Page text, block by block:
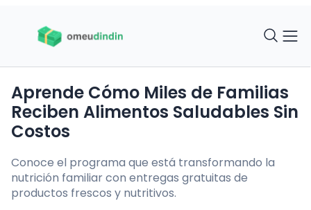
Aprende Cómo Miles de Familias
Reciben Alimentos Saludables Sin
Costos
Conoce el programa que está transformando la
nutrición familiar con entregas gratuitas de
productos frescos y nutritivos.